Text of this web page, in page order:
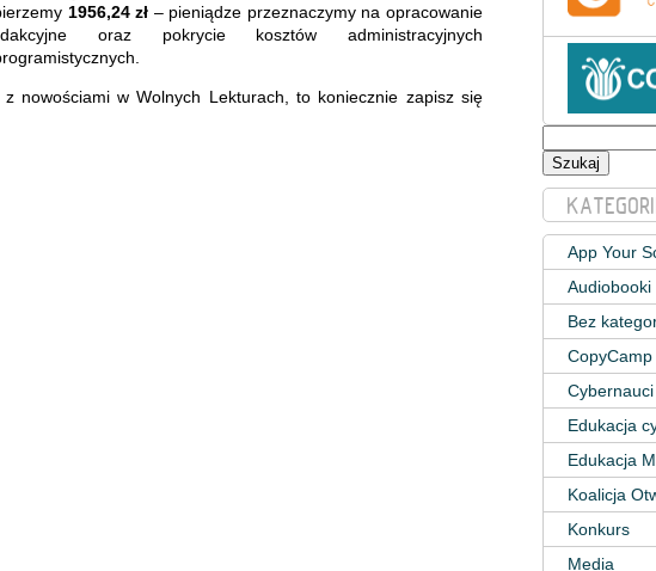
1956,24 zł – pieniądze przeznaczymy na opracowanie
oraz pokrycie kosztów administracyjnych
nowościami w Wolnych Lekturach, to koniecznie zapisz się
App Your
Audiobooki
Bez
CopyCamp
Cybernauci
Edukacja
Edukacja
Koalicja
Konkurs
Media